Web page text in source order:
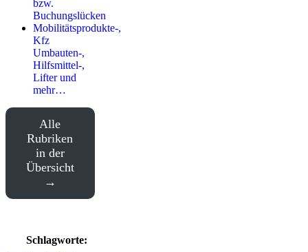
bzw.
Buchungslücken
Mobilitätsprodukte-,
Kfz
Umbauten-,
Hilfsmittel-,
Lifter und
mehr…
Alle
Rubriken
in der
Übersicht
Schlagworte: